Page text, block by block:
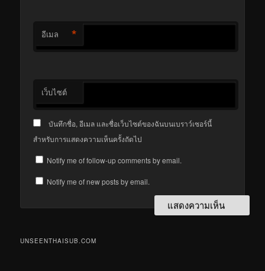
อีเมล *
เว็บไซต์
บันทึกชื่อ, อีเมล และชื่อเว็บไซต์ของฉันบนเบราว์เซอร์นี้
สำหรับการแสดงความเห็นครั้งถัดไป
Notify me of follow-up comments by email.
Notify me of new posts by email.
UNSEENTHAISUB.COM